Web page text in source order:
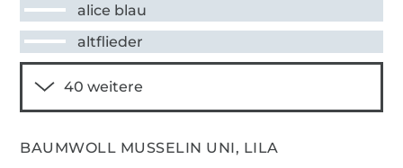
alice blau
altflieder
BAUMWOLL MUSSELIN UNI, LILA